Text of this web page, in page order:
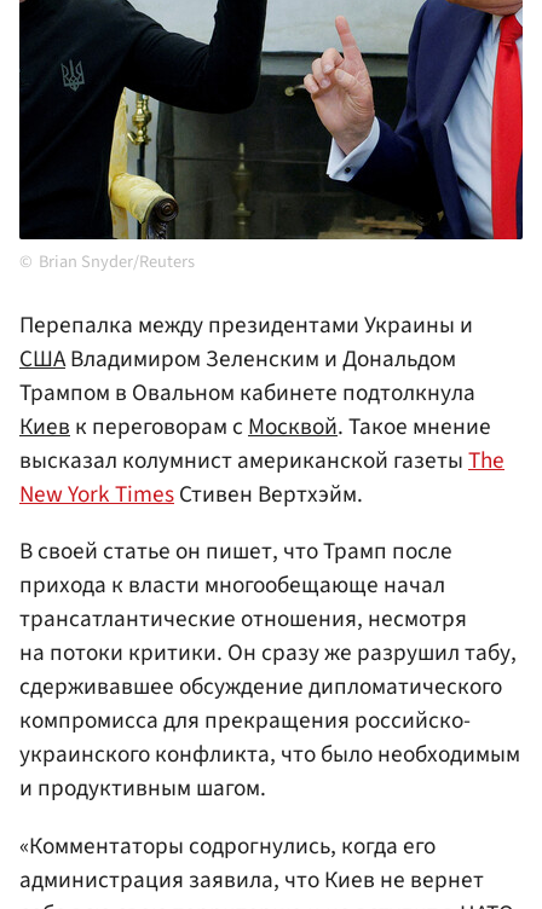
Brian Snyder/Reuters
Перепалка между президентами Украины и
СШАВладимиром Зеленским и Дональдом
Трампом в Овальном кабинете подтолкнула
Киевк переговорам сМосквой. Такое мнение
высказал колумнист американской газетыThe
New York TimesСтивен Вертхэйм.
В своей статье он пишет, что Трамп после
прихода к власти многообещающе начал
трансатлантические отношения, несмотря
на потоки критики. Он сразу же разрушил табу,
сдерживавшее обсуждение дипломатического
компромисса для прекращения российско-
украинского конфликта, что было необходимым
и продуктивным шагом.
«Комментаторы содрогнулись, когда его
администрация заявила, что Киев не вернет